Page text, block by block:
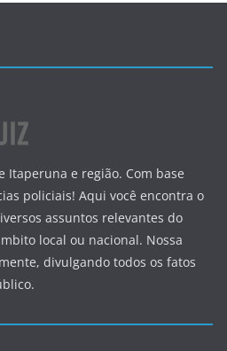
Itaperuna e região. Com base
policiais! Aqui você encontra o
assuntos relevantes do
local ou nacional. Nossa
divulgando todos os fatos